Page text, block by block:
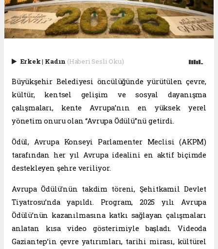
Erkek| Kadın (Haberi Sesli Oku)
Büyükşehir Belediyesi öncülüğünde yürütülen çevre,
kültür, kentsel gelişim ve sosyal dayanışma
çalışmaları, kente Avrupa’nın en yüksek yerel
yönetim onuru olan “Avrupa Ödülü”nü getirdi.
Ödül, Avrupa Konseyi Parlamenter Meclisi (AKPM)
tarafından her yıl Avrupa idealini en aktif biçimde
destekleyen şehre veriliyor.
Avrupa Ödülü’nün takdim töreni, Şehitkamil Devlet
Tiyatrosu’nda yapıldı. Program, 2025 yılı Avrupa
Ödülü’nün kazanılmasına katkı sağlayan çalışmaları
anlatan kısa video gösterimiyle başladı. Videoda
Gaziantep’in çevre yatırımları, tarihi mirası, kültürel